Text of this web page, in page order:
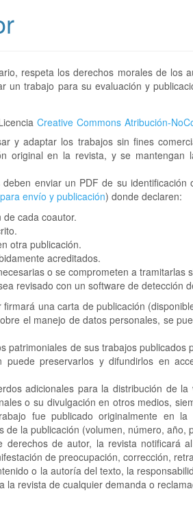
y manifestación de preocupaciones
datos
Protocolo de Inter operatividad
respeta los derechos morales de los
un trabajo para su evaluación y
Creative Commons Atribución-
y adaptar los trabajos sin fines
original en la revista, y se mantengan
enviar un PDF de su identificación
envío y publicación) donde declaren:
cada coautor.
otra publicación.
acreditados.
o se comprometen a tramitarlas
revisado con un software de detección
una carta de publicación
el manejo de datos personales, se
patrimoniales de sus trabajos publicados
preservarlos y difundirlos en
adicionales para la distribución de
o su divulgación en otros medios,
fue publicado originalmente en la
de la publicación (volumen, número, año,
derechos de autor, la revista notificará
de preocupación, corrección,
o la autoría del texto, la
la revista de cualquier demanda o